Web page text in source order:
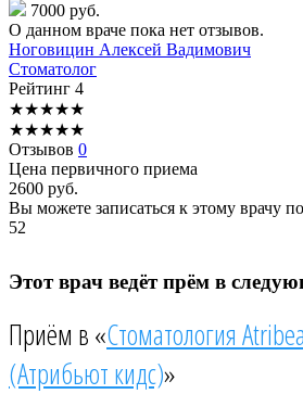
7000 руб.
О данном враче пока нет отзывов.
Ноговицин Алексей Вадимович
Стоматолог
Рейтинг 4
★★★★★
★★★★★
Отзывов 0
Цена первичного приема
2600 руб.
Вы можете записаться к этому врачу
52
Этот врач ведёт прём в
Приём в «Стоматология
(Атрибьют кидс)»